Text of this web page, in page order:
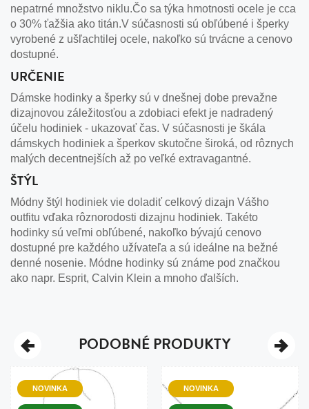
nepatrné množstvo niklu.Čo sa týka hmotnosti ocele je cca
o 30% ťažšia ako titán.V súčasnosti sú obľúbené i šperky
vyrobené z ušľachtilej ocele, nakoľko sú trvácne a cenovo
dostupné.
URČENIE
Dámske hodinky a šperky sú v dnešnej dobe prevažne
dizajnovou záležitosťou a zdobiaci efekt je nadradený
účelu hodiniek - ukazovať čas. V súčasnosti je škála
dámskych hodiniek a šperkov skutočne široká, od rôznych
malých decentnejších až po veľké extravagantné.
ŠTÝL
Módny štýl hodiniek vie doladiť celkový dizajn Vášho
outfitu vďaka rôznorodosti dizajnu hodiniek. Takéto
hodinky sú veľmi obľúbené, nakoľko bývajú cenovo
dostupné pre každého užívateľa a sú ideálne na bežné
denné nosenie. Módne hodinky sú známe pod značkou
ako napr. Esprit, Calvin Klein a mnoho ďalších.
PODOBNÉ PRODUKTY
NOVINKA NOVINKA